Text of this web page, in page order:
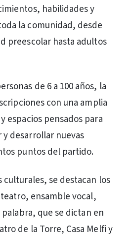
habilidades y
la comunidad, desde
preescolar hasta adultos
de 6 a 100 años, la
con una amplia
espacios pensados para
desarrollar nuevas
puntos del partido.
culturales, se destacan los
ensamble vocal,
que se dictan en
de la Torre, Casa Melfi y